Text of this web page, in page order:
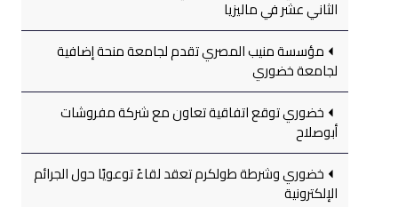
الثاني عشر في ماليزيا
مؤسسة منيب المصري تقدم لجامعة منحة إضافية
لجامعة خضوري
خضوري توقع اتفاقية تعاون مع شركة مفروشات
أبوصلاح
خضوري وشرطة طولكرم تعقد لقاءً توعويًا حول الجرائم
الإلكترونية